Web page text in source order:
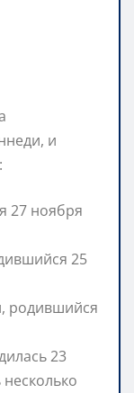
и
27 ноября
25
родившийся
23
несколько